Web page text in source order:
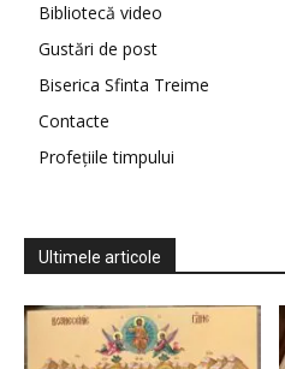
Bibliotecă video
Gustări de post
Biserica Sfinta Treime
Contacte
Profețiile timpului
Ultimele articole